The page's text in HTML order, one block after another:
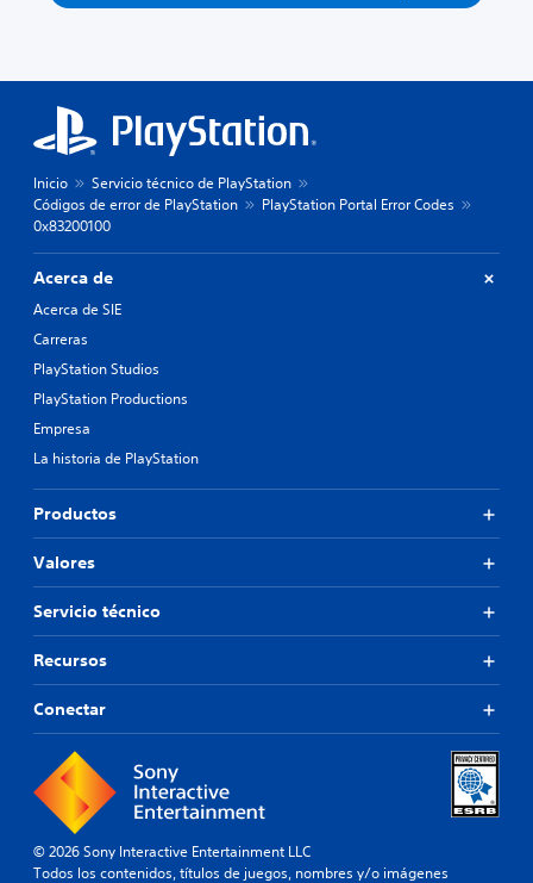
Inicio
Servicio técnico de PlayStation
Códigos de error de PlayStation
PlayStation Portal Error Codes
0x83200100
Acerca de
Acerca de SIE
Carreras
PlayStation Studios
PlayStation Productions
Empresa
La historia de PlayStation
Productos
Valores
Servicio técnico
Recursos
Conectar
© 2026 Sony Interactive Entertainment LLC
Todos los contenidos, títulos de juegos, nombres y/o imágenes